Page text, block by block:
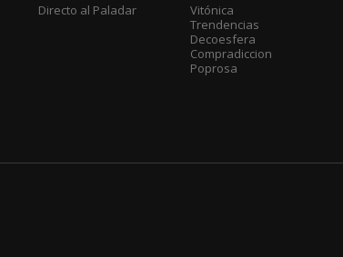
Directo al Paladar
Vitónica
Trendencias
Decoesfera
Compradiccion
Poprosa